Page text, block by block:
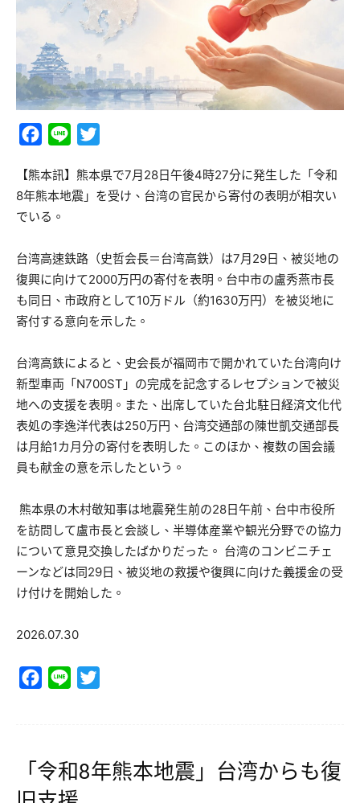
Facebook
Line
【熊本訊】熊本県で7月28日午後4時27分に発生した「令和
8年熊本地震」を受け、台湾の官民から寄付の表明が相次い
でいる。
台湾高速鉄路（史哲会長＝台湾高鉄）は7月29日、被災地の
復興に向けて2000万円の寄付を表明。台中市の盧秀燕市長
も同日、市政府として10万ドル（約1630万円）を被災地に
寄付する意向を示した。
台湾高鉄によると、史会長が福岡市で開かれていた台湾向け
新型車両「N700ST」の完成を記念するレセプションで被災
地への支援を表明。また、出席していた台北駐日経済文化代
表処の李逸洋代表は250万円、台湾交通部の陳世凱交通部長
は月給1カ月分の寄付を表明した。このほか、複数の国会議
員も献金の意を示したという。
熊本県の木村敬知事は地震発生前の28日午前、台中市役所
を訪問して盧市長と会談し、半導体産業や観光分野での協力
について意見交換したばかりだった。 台湾のコンビニチェ
ーンなどは同29日、被災地の救援や復興に向けた義援金の受
け付けを開始した。
2026.07.30
Facebook
Line
「令和8年熊本地震」台湾からも復